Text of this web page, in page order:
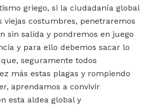
griego, si la ciudadanía global
viejas costumbres, penetraremos
sin salida y pondremos en juego
y para ello debemos sacar lo
seguramente todos
más estas plagas y rompiendo
aprendamos a convivir
esta aldea global y